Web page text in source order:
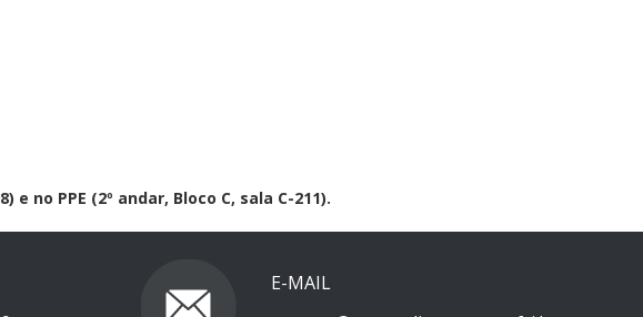
no PPE (2º andar, Bloco C, sala C-211).
E-MAIL